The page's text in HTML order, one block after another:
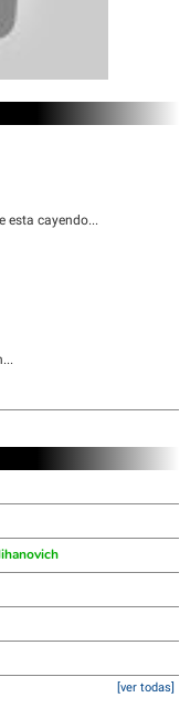
esta cayendo...
[ver todas]